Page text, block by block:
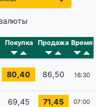
Покупка Продажа Время
80,40 86,50 16:30
69,45 71,45 07:00